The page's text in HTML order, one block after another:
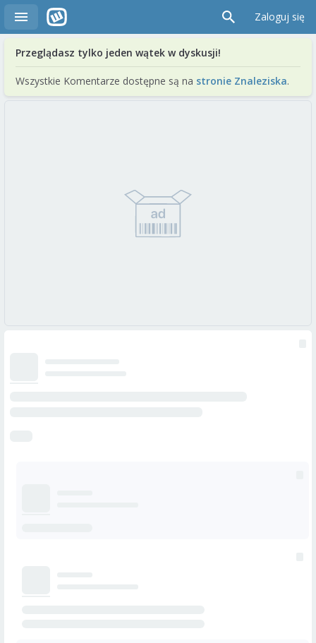
Zaloguj się
Przeglądasz tylko jeden wątek w dyskusji!
Wszystkie Komentarze dostępne są na stronie Znaleziska.